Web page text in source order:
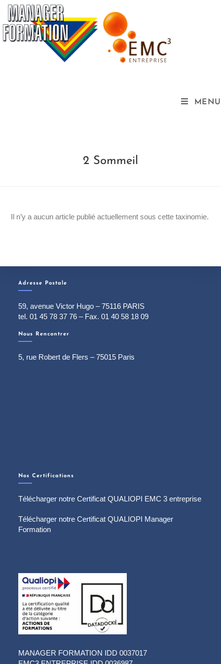
MENU
2 Sommeil
Il n’y a aucun article publié actuellement sous cette taxinomie.
Adresse Postale
59, avenue Victor Hugo – 75116 PARIS
tel. 01 45 78 37 76 – Fax. 01 40 58 18 09
Nous Rencontrer
5, rue Robert de Flers – 75015 Paris
Nos Certifications
Télécharger notre Certificat QUALIOPI EMC 3 entreprise
Télécharger notre Certificat QUALIOPI Manager
Formation
MANAGER FORMATION IDD 0037017